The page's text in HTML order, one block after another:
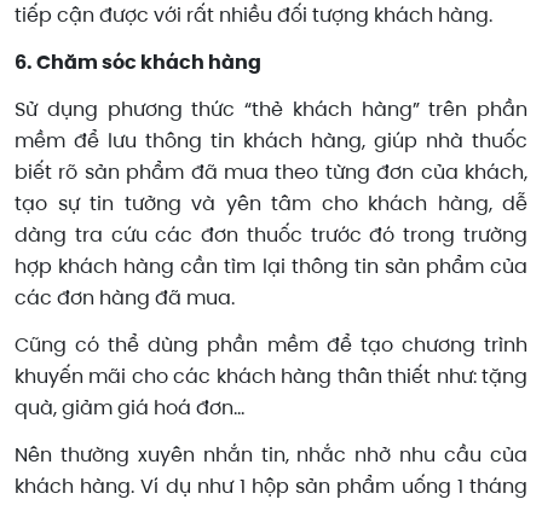
tiếp cận được với rất nhiều đối tượng khách hàng.
6. Chăm sóc khách hàng
Sử dụng phương thức “thẻ khách hàng” trên phần
mềm để lưu thông tin khách hàng, giúp nhà thuốc
biết rõ sản phẩm đã mua theo từng đơn của khách,
tạo sự tin tưởng và yên tâm cho khách hàng, dễ
dàng tra cứu các đơn thuốc trước đó trong trường
hợp khách hàng cần tìm lại thông tin sản phẩm của
các đơn hàng đã mua.
Cũng có thể dùng phần mềm để tạo chương trình
khuyến mãi cho các khách hàng thân thiết như: tặng
quà, giảm giá hoá đơn…
Nên thường xuyên nhắn tin, nhắc nhở nhu cầu của
khách hàng. Ví dụ như 1 hộp sản phẩm uống 1 tháng